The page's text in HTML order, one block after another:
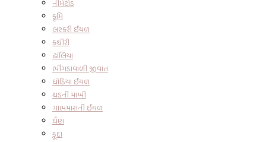
નીમેટોડ
કૃમિ
લશ્કરી ઈયળ
કથીરી
ઢાંલિયા
ભીંગડાવાળી જીવાત
ઘોડિયા ઈયળ
થડની માખી
ગાભમારાની ઈયળ
ધૈણ
ફૂદા